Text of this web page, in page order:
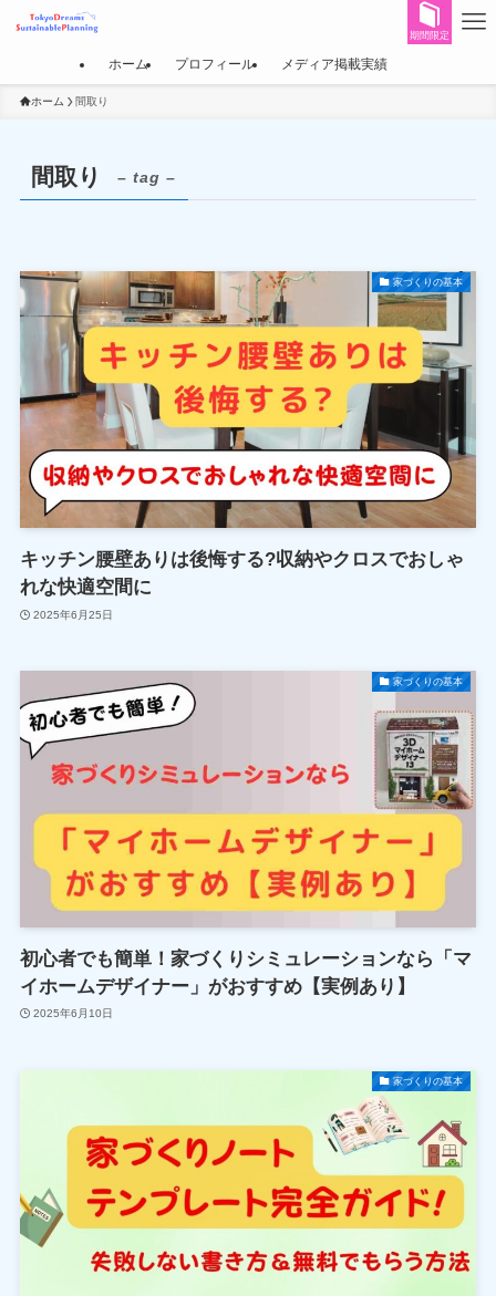
期間限定
ホーム プロフィール メディア掲載実績
ホーム 間取り
間取り – tag –
家づくりの基本
キッチン腰壁ありは後悔する?収納やクロスでおしゃ
れな快適空間に
2025年6月25日
家づくりの基本
初心者でも簡単！家づくりシミュレーションなら「マ
イホームデザイナー」がおすすめ【実例あり】
2025年6月10日
家づくりの基本